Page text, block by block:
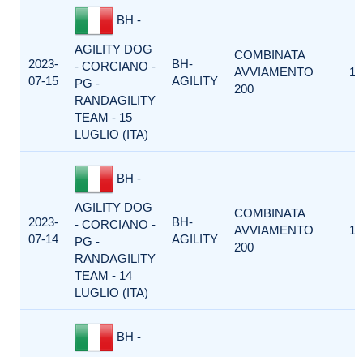
2023-
07-15
BH -
AGILITY DOG
- CORCIANO -
PG -
RANDAGILITY
TEAM - 15
LUGLIO (ITA)
BH-
AGILITY
COMBINATA
AVVIAMENTO
200
1
2023-
07-14
BH -
AGILITY DOG
- CORCIANO -
PG -
RANDAGILITY
TEAM - 14
LUGLIO (ITA)
BH-
AGILITY
COMBINATA
AVVIAMENTO
200
1
BH -